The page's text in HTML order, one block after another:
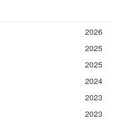
2026
2025
2025
2024
2023
2023